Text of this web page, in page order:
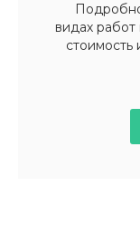
видах работ
стоимость